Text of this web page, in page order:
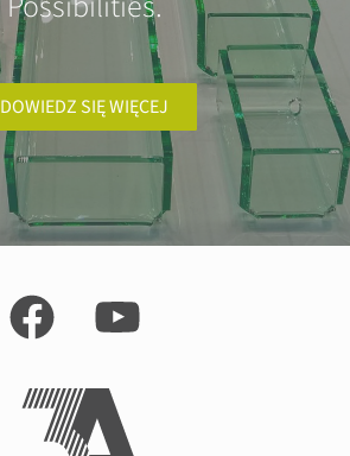
DOWIEDZ SIĘ WIĘCEJ